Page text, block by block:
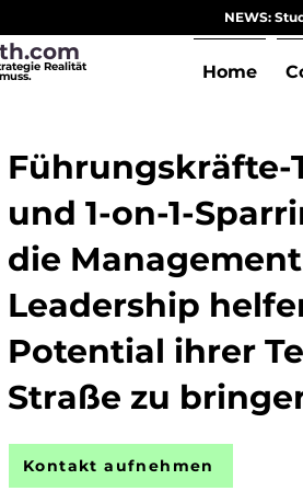
Realität Home
NEWS:
Führungskräfte-
und 1-on-1-
die
Leadership
Potential ihrer
Straße zu
Kontakt aufnehmen